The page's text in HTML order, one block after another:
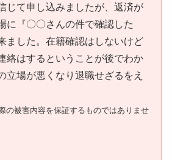
じて申し込みましたが、返済が
に『〇〇さんの件で確認した
ました。在籍確認はしないけど
絡はするということが後でわか
立場が悪くなり退職せざるをえ
の被害内容を保証するものではありませ